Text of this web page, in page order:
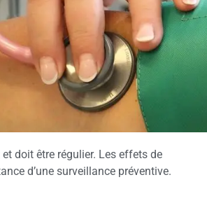
doit être régulier. Les effets de
d’une surveillance préventive.